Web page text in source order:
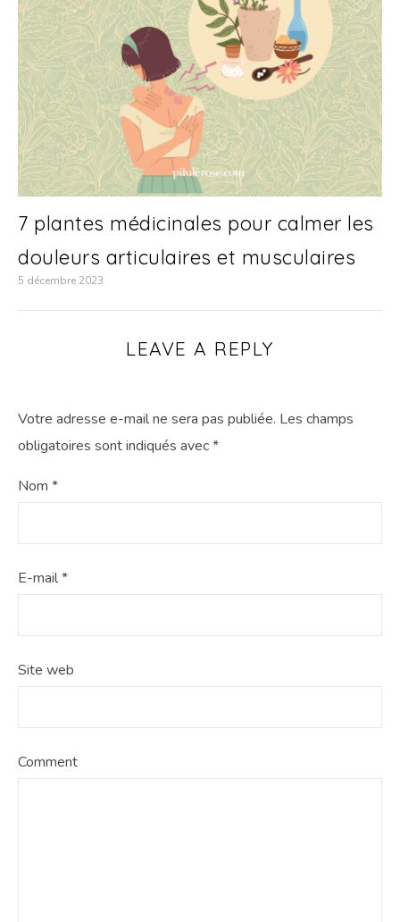
7 plantes médicinales pour calmer les
douleurs articulaires et musculaires
5 décembre 2023
LEAVE A REPLY
Votre adresse e-mail ne sera pas publiée. Les champs
obligatoires sont indiqués avec*
Nom *
E-mail*
Site web
Comment